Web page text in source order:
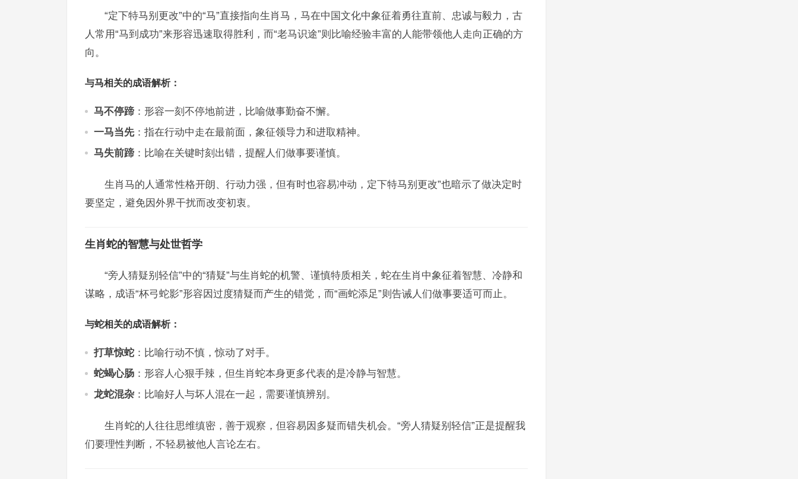
“定下特马别更改”中的“马”直接指向生肖马，马在中国文化中象征着勇往直前、忠诚与毅力，古
人常用“马到成功”来形容迅速取得胜利，而“老马识途”则比喻经验丰富的人能带领他人走向正确的方
向。
与马相关的成语解析：
马不停蹄 ：形容一刻不停地前进，比喻做事勤奋不懈。
一马当先 ：指在行动中走在最前面，象征领导力和进取精神。
马失前蹄 ：比喻在关键时刻出错，提醒人们做事要谨慎。
生肖马的人通常性格开朗、行动力强，但有时也容易冲动，定下特马别更改”也暗示了做决定时
要坚定，避免因外界干扰而改变初衷。
生肖蛇的智慧与处世哲学
“旁人猜疑别轻信”中的“猜疑”与生肖蛇的机警、谨慎特质相关，蛇在生肖中象征着智慧、冷静和
谋略，成语“杯弓蛇影”形容因过度猜疑而产生的错觉，而“画蛇添足”则告诫人们做事要适可而止。
与蛇相关的成语解析：
打草惊蛇 ：比喻行动不慎，惊动了对手。
蛇蝎心肠 ：形容人心狠手辣，但生肖蛇本身更多代表的是冷静与智慧。
龙蛇混杂 ：比喻好人与坏人混在一起，需要谨慎辨别。
生肖蛇的人往往思维缜密，善于观察，但容易因多疑而错失机会。“旁人猜疑别轻信”正是提醒我
们要理性判断，不轻易被他人言论左右。